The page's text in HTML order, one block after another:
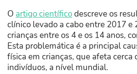
O artigo científicodescreve os
clínico levado a cabo entre 2017
crianças entre os 4 e os 14 anos,
Esta problemática é a principal
física em crianças, que afeta cerca
indivíduos, a nível mundial.